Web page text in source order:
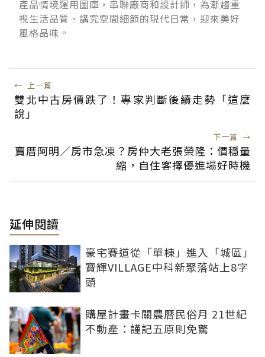
產品情境運用圖庫，串聯廠商和設計師，為漸趨重
視生活品質、講究空間細節的現代日常，迎來美好
風格品味。
← 上一篇
雙北中古房價跌了！專家判斷後續走勢「這麼
說」
下一篇 →
賣厝阿明／房市急凍？房仲大老張榮隆：價穩量
縮，自住客擇優進場好時機
延伸閱讀
豪宅賽道從「單棟」進入「城區」
寶輝VILLAGE中科新聚落站上8字
頭
購屋計畫卡關農曆民俗月 21世紀
不動產：謹記五原則免驚